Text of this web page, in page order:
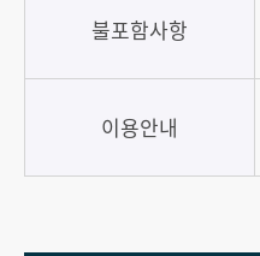
불포함사항
이용안내